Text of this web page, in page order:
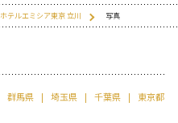
ホテルエミシア東京 立川 写真
群馬県 埼玉県 千葉県
東京都